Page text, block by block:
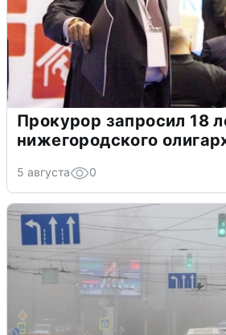
Прокурор запросил 18
нижегородского
5 августа 0